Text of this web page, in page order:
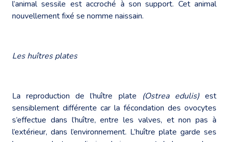
l’animal sessile est accroché à son support. Cet animal
nouvellement fixé se nomme naissain.
Les huîtres plates
La reproduction de l’huître plate (Ostrea edulis)est
sensiblement différente car la fécondation des ovocytes
s’effectue dans l’huître, entre les valves, et non pas à
l’extérieur, dans l’environnement. L’huître plate garde ses